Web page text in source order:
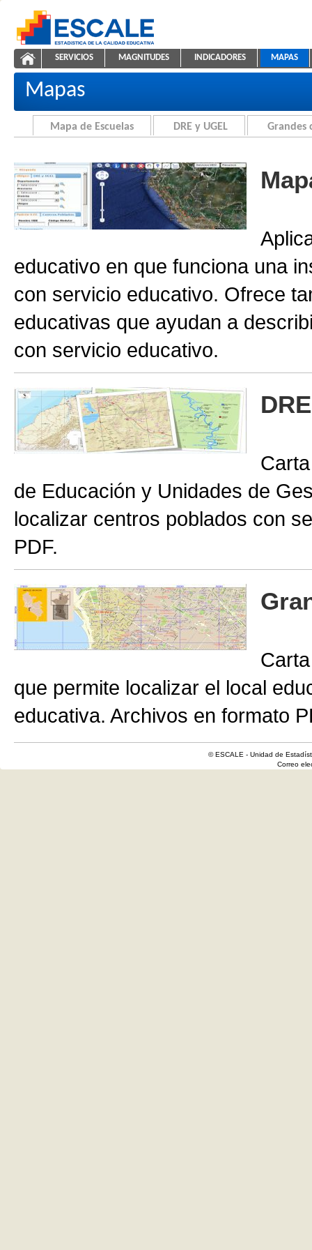
ESCALE - Unidad de Estadística Educativa
Cartografía de la Educación
NAVEGACIÓN
SERVICIOS MAGNITUDES INDICADORES MAPAS
Mapas
Mapa de Escuelas DRE y UGEL Grandes
educativo en que funciona una
con servicio educativo. Ofrece
educativas que ayudan a
con servicio educativo.
de Educación y Unidades de
localizar centros poblados con
PDF.
que permite localizar el local
educativa. Archivos en formato
© ESCALE - Unidad de
Correo